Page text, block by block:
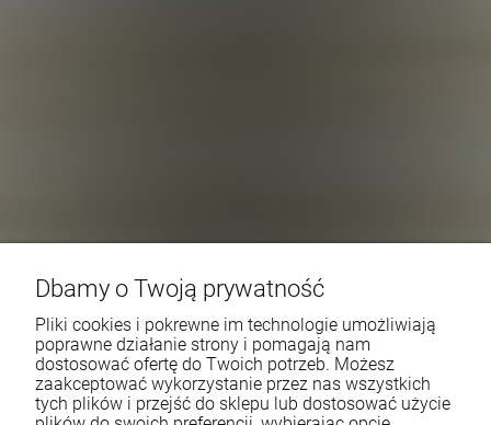
Dbamy o Twoją prywatność
Pliki cookies i pokrewne im technologie umożliwiają
poprawne działanie strony i pomagają nam
dostosować ofertę do Twoich potrzeb. Możesz
zaakceptować wykorzystanie przez nas wszystkich
tych plików i przejść do sklepu lub dostosować użycie